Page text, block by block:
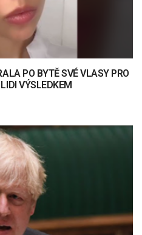
PO BYTĚ SVÉ VLASY PRO
VÝSLEDKEM